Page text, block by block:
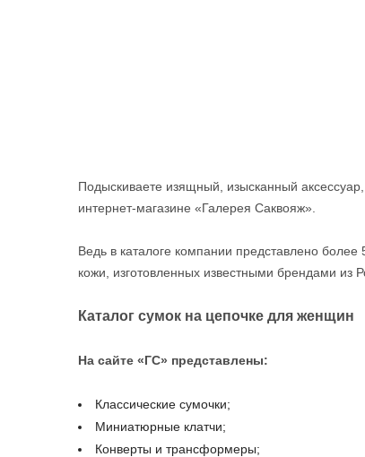
Подыскиваете изящный, изысканный
интернет-магазине «Галерея Саквояж».
Ведь в каталоге компании представлено
кожи, изготовленных известными брендами из
Каталог сумок на цепочке для женщин
На сайте «ГС» представлены:
Классические сумочки;
Миниатюрные клатчи;
Конверты и трансформеры;